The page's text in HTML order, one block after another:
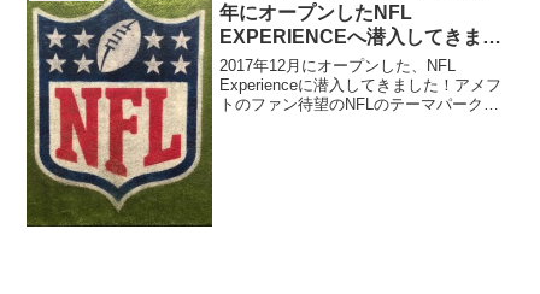
年にオープンしたNFL
EXPERIENCEへ潜入してきまし
た！
2017年12月にオープンした、NFL
Experienceに潜入してきました！アメフ
トのファン待望のNFLのテーマパーク